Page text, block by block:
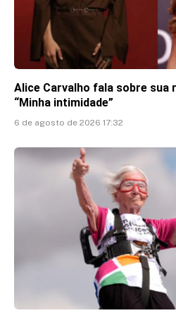
Alice Carvalho fala sobre sua
“Minha intimidade”
6 de agosto de 2026 17:32